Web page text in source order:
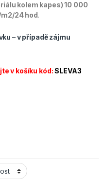
kolem kapes) 10 000
24 hod.
– v případě zájmu
v košíku kód:SLEVA3